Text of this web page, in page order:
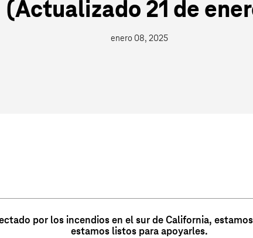
(Actualizado 21 de
enero 08, 2025
por los incendios en el sur de California,
estamos listos para apoyarles.